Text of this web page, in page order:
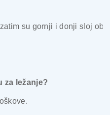
su gornji i donji sloj
za ležanje?